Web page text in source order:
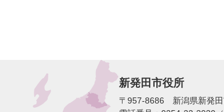
新発田市役所
〒957-8686 新潟県新発田